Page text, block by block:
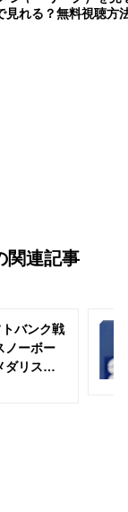
見れる？無料視聴方
関連記事
バンク戦
ノーボー
ダリス